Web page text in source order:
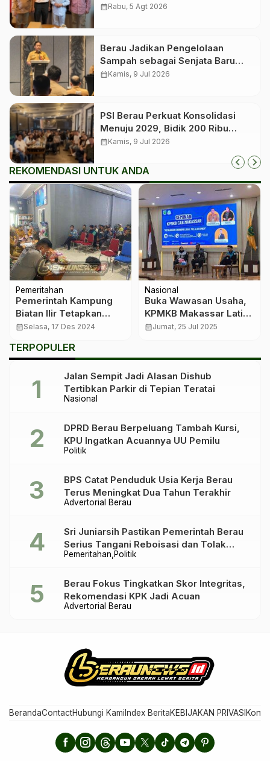
untuk Birang
calendar_monthRabu, 5 Agt 2026
Berau Jadikan Pengelolaan
Sampah sebagai Senjata Baru
Tekan Angka Stunting
calendar_monthKamis, 9 Jul 2026
PSI Berau Perkuat Konsolidasi
Menuju 2029, Bidik 200 Ribu
Anggota dan Roadshow hingga
calendar_monthKamis, 9 Jul 2026
REKOMENDASI UNTUK ANDA
Pemeritahan
Pemerintah Kampung
Biatan Ilir Tetapkan
Peraturan Baru Tentang
calendar_monthSelasa, 17 Des 2024
Nasional
Buka Wawasan Usaha,
KPMKB Makassar Latih
Pelajar Berau Kenal
calendar_monthJumat, 25 Jul 2025
TERPOPULER
Nasional
Jalan Sempit Jadi Alasan Dishub
Tertibkan Parkir di Tepian Teratai
Politik
DPRD Berau Berpeluang Tambah Kursi,
KPU Ingatkan Acuannya UU Pemilu
Advertorial Berau
BPS Catat Penduduk Usia Kerja Berau
Terus Meningkat Dua Tahun Terakhir
Pemeritahan Politik
Sri Juniarsih Pastikan Pemerintah Berau
Serius Tangani Reboisasi dan Tolak
Praktik Ilegal
Advertorial Berau
Berau Fokus Tingkatkan Skor Integritas,
Rekomendasi KPK Jadi Acuan
BerandaContactHubungi Kami Index BeritaKEBIJAKAN PRIVASI